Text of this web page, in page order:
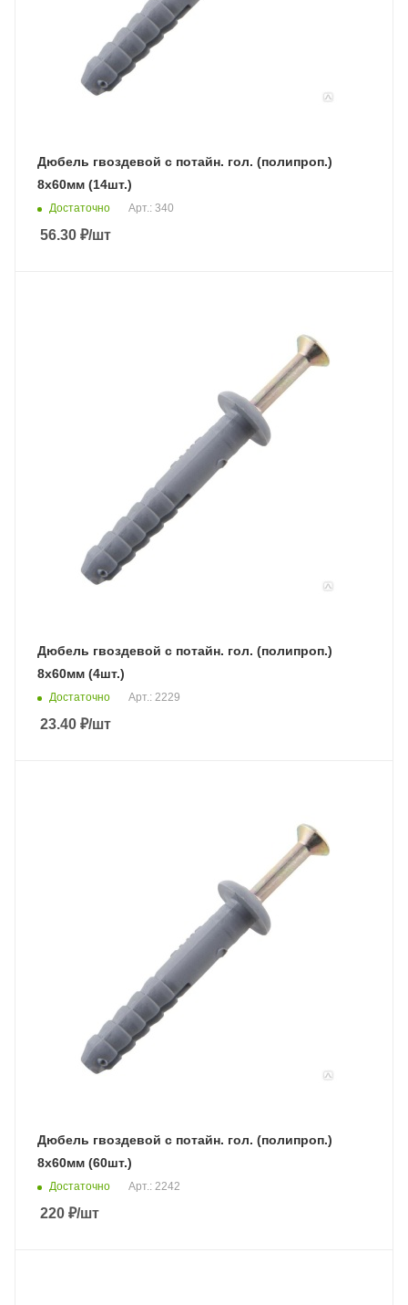
Дюбель гвоздевой с потайн. гол. (полипроп.)
8х60мм (14шт.)
Достаточно Арт.: 340
56.30 ₽/шт
Дюбель гвоздевой с потайн. гол. (полипроп.)
8х60мм (4шт.)
Достаточно Арт.: 2229
23.40 ₽/шт
Дюбель гвоздевой с потайн. гол. (полипроп.)
8х60мм (60шт.)
Достаточно Арт.: 2242
220 ₽/шт